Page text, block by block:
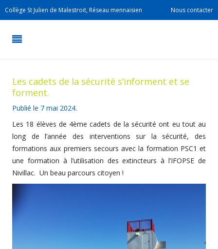
Collège St Julien de Malestroit, Réseau mennaisien Nous contacter
Les cadets de la sécurité s’informent et se
forment.
Publié le 7 mai 2024.
Les 18 élèves de 4ème cadets de la sécurité ont eu tout au
long de l’année des interventions sur la sécurité, des
formations aux premiers secours avec la formation PSC1 et
une formation à l’utilisation des extincteurs à l’IFOPSE de
Nivillac. Un beau parcours citoyen !